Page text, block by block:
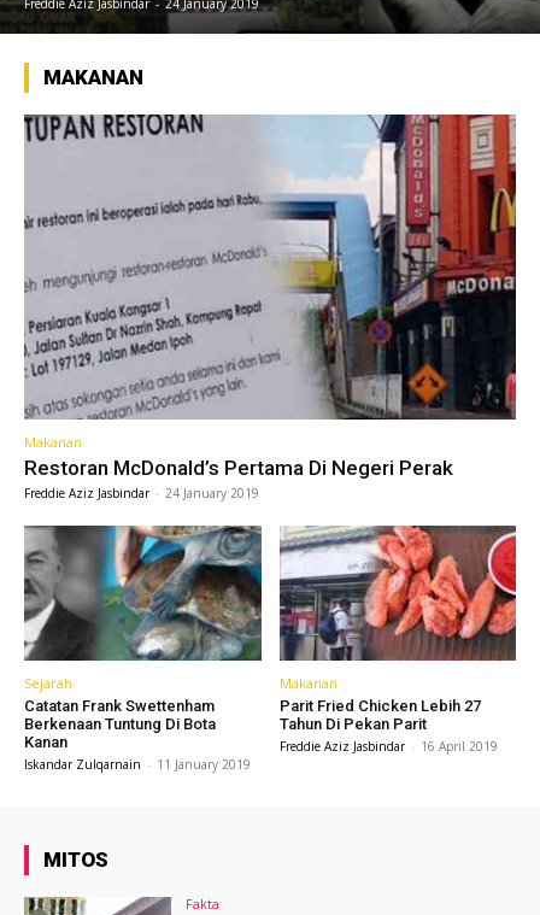
Freddie Aziz Jasbindar - 24 January 2019
MAKANAN
Makanan
Restoran McDonald’s Pertama Di Negeri Perak
Freddie Aziz Jasbindar - 24 January 2019
Sejarah
Catatan Frank Swettenham
Berkenaan Tuntung Di Bota
Kanan
Iskandar Zulqarnain - 11 January 2019
Makanan
Parit Fried Chicken Lebih 27
Tahun Di Pekan Parit
Freddie Aziz Jasbindar - 16 April 2019
MITOS
Fakta